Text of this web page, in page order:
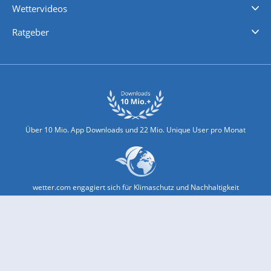
Wettervideos
Ratgeber
Über 10 Mio. App Downloads und 22 Mio. Unique User pro Monat
wetter.com engagiert sich für Klimaschutz und Nachhaltigkeit